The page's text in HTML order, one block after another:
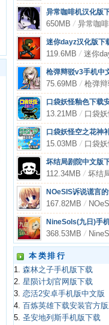
异常咖啡机汉化版
650MB/ 异常咖
迷你dayz汉化版下
119.6MB/ 迷你
枪弹辩驳v3手机中
75.69MB/ 枪弹辩
口袋妖怪釉色下载
13.21MB/ 口袋
口袋妖怪空之花神
15.03MB/ 口袋
坏结局剧院中文版
112.34MB/ 坏结
NOeSIS诉说谎言
167.82MB/
NineSols(九日)手
368.53MB/
本类排行
1. 森林之子手机版下载
2. 星陨计划官网版下载
3. 恋活2安卓手机版中文版
4. 百炼英雄下载安装官方
5. 圣安地列斯手机版下载